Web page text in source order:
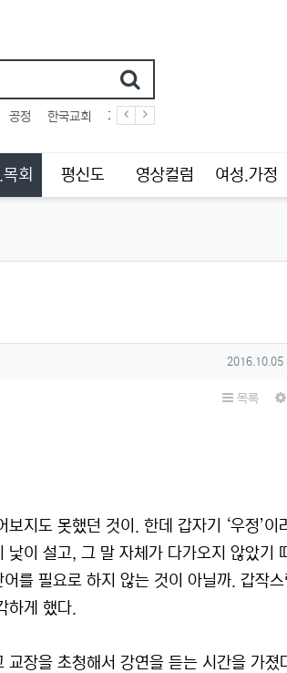
공정 한국교회 개한민국
회 평신도 영상컬럼 여성.가정
작성일
2016.10.05
목록
지도 못했던 것이. 한데 갑자기 ‘우정’이
이 설고, 그 말 자체가 다가오지 않았기
를 필요로 하지 않는 것이 아닐까. 갑작스
하게 했다.
장을 초청해서 강연을 듣는 시간을 가졌